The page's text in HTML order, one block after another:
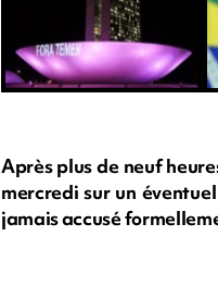
Après plus de neuf
mercredi sur un
jamais accusé